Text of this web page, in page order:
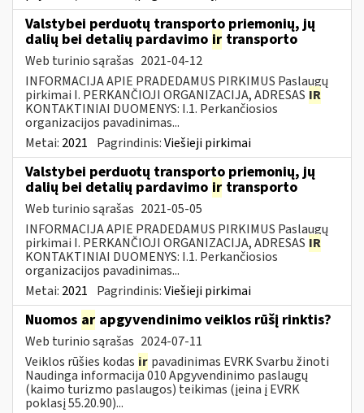
Valstybei perduotų transporto priemonių, jų
dalių bei detalių pardavimo ir transporto
Web turinio sąrašas 2021-04-12
INFORMACIJA APIE PRADEDAMUS PIRKIMUS Paslaugų
pirkimai I. PERKANČIOJI ORGANIZACIJA, ADRESAS IR
KONTAKTINIAI DUOMENYS: I.1. Perkančiosios
organizacijos pavadinimas...
Metai: 2021 Pagrindinis:Viešieji pirkimai
Valstybei perduotų transporto priemonių, jų
dalių bei detalių pardavimo ir transporto
Web turinio sąrašas 2021-05-05
INFORMACIJA APIE PRADEDAMUS PIRKIMUS Paslaugų
pirkimai I. PERKANČIOJI ORGANIZACIJA, ADRESAS IR
KONTAKTINIAI DUOMENYS: I.1. Perkančiosios
organizacijos pavadinimas...
Metai: 2021 Pagrindinis:Viešieji pirkimai
Nuomos ar apgyvendinimo veiklos rūšį rinktis?
Web turinio sąrašas 2024-07-11
Veiklos rūšies kodas ir pavadinimas EVRK Svarbu žinoti
Naudinga informacija 010 Apgyvendinimo paslaugų
(kaimo turizmo paslaugos) teikimas (įeina į EVRK
poklasį 55.20.90)...